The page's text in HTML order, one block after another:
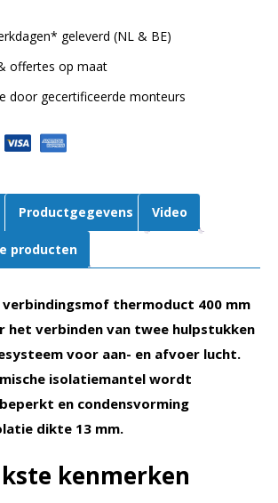
geleverd (NL & BE)
offertes op maat
door gecertificeerde monteurs
Productgegevens Video
producten
verbindingsmof thermoduct 400 mm
het verbinden van twee hulpstukken
voor aan- en afvoer lucht.
isolatiemantel wordt
en condensvorming
dikte 13 mm.
kenmerken